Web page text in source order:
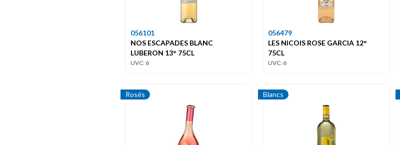
056101
NOS ESCAPADES BLANC
LUBERON 13° 75CL
UVC: 6
056479
LES NICOIS ROSE GARCIA 12°
75CL
UVC: 6
Rosés Blancs